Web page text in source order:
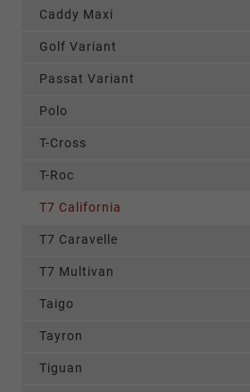
Caddy Maxi
Golf Variant
Passat Variant
Polo
T-Cross
T-Roc
T7 California
T7 Caravelle
T7 Multivan
Taigo
Tayron
Tiguan